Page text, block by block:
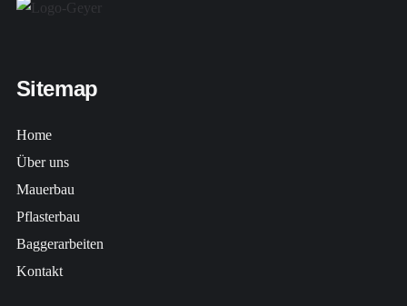
Sitemap
Home
Über uns
Mauerbau
Pflasterbau
Baggerarbeiten
Kontakt